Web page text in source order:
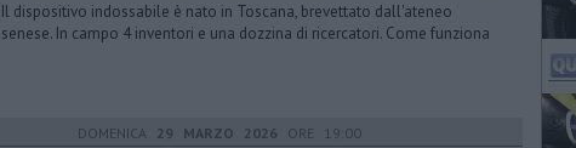
Il dispositivo indossabile è nato in Toscana, brevettato dall'ateneo
senese. In campo 4 inventori e una dozzina di ricercatori. Come funziona
DOMENICA 29 MARZO 2026 ORE 19:00